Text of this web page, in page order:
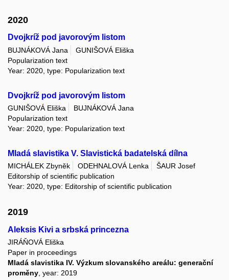
2020
Dvojkríž pod javorovým listom
BUJNÁKOVÁ Jana
GUNIŠOVÁ Eliška
Popularization text
Year: 2020, type: Popularization text
Dvojkríž pod javorovým listom
GUNIŠOVÁ Eliška
BUJNÁKOVÁ Jana
Popularization text
Year: 2020, type: Popularization text
Mladá slavistika V. Slavistická badatelská dílna
MICHÁLEK Zbyněk ODEHNALOVÁ Lenka
ŠAUR Josef
Editorship of scientific publication
Year: 2020, type: Editorship of scientific publication
2019
Aleksis Kivi a srbská princezna
JIRÁŇOVÁ Eliška
Paper in proceedings
Mladá slavistika IV. Výzkum slovanského areálu: generační
proměny , year: 2019